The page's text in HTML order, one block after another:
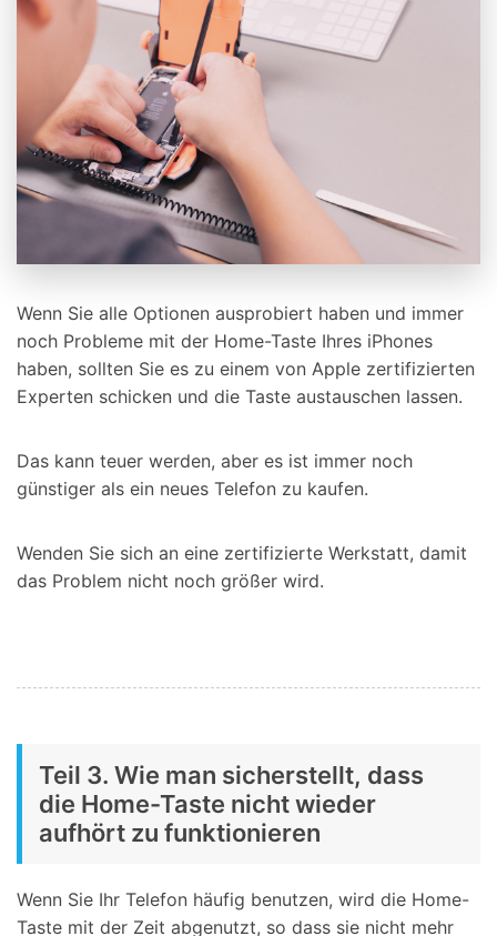
Wenn Sie alle Optionen ausprobiert haben und immer
noch Probleme mit der Home-Taste Ihres iPhones
haben, sollten Sie es zu einem von Apple zertifizierten
Experten schicken und die Taste austauschen lassen.
Das kann teuer werden, aber es ist immer noch
günstiger als ein neues Telefon zu kaufen.
Wenden Sie sich an eine zertifizierte Werkstatt, damit
das Problem nicht noch größer wird.
Teil 3. Wie man sicherstellt, dass
die Home-Taste nicht wieder
aufhört zu funktionieren
Wenn Sie Ihr Telefon häufig benutzen, wird die Home-
Taste mit der Zeit abgenutzt, so dass sie nicht mehr